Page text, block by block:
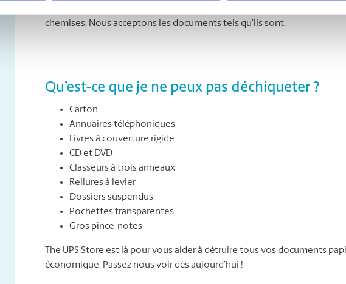
sorties d’imprimante. Et vous n’avez pas à vous soucier de retirer les
chemises. Nous acceptons les documents tels qu’ils sont.
Qu’est-ce que je ne peux pas déchiqueter ?
Carton
Annuaires téléphoniques
Livres à couverture rigide
CD et DVD
Classeurs à trois anneaux
Reliures à levier
Dossiers suspendus
Pochettes transparentes
Gros pince-notes
The UPS Store est là pour vous aider à détruire tous vos documents
économique. Passez nous voir dès aujourd’hui !